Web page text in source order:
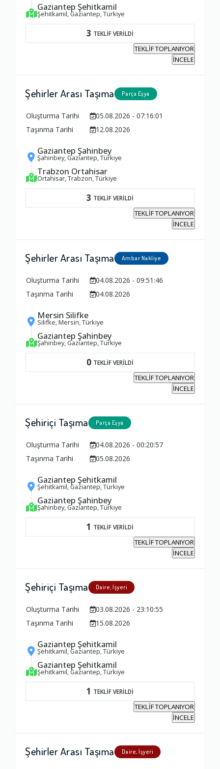
Gaziantep Şehitkamil
Şehitkamil, Gaziantep, Türkiye
3 TEKLİF VERİLDİ
TEKLİF TOPLANIYOR
İNCELE
Şehirler Arası Taşıma Parça Eşya
Oluşturma Tarihi
05.08.2026 - 07:16:01
Taşınma Tarihi
12.08.2026
Gaziantep Şahinbey
Şahinbey, Gaziantep, Türkiye
Trabzon Ortahisar
Ortahisar, Trabzon, Türkiye
3 TEKLİF VERİLDİ
TEKLİF TOPLANIYOR
İNCELE
Şehirler Arası Taşıma Ambar Nakliye
Oluşturma Tarihi
04.08.2026 - 09:51:46
Taşınma Tarihi
04.08.2026
Mersin Silifke
Silifke, Mersin, Türkiye
Gaziantep Şahinbey
Şahinbey, Gaziantep, Türkiye
0 TEKLİF VERİLDİ
TEKLİF TOPLANIYOR
İNCELE
Şehiriçi Taşıma Parça Eşya
Oluşturma Tarihi
04.08.2026 - 00:20:57
Taşınma Tarihi
05.08.2026
Gaziantep Şehitkamil
Şehitkamil, Gaziantep, Türkiye
Gaziantep Şahinbey
Şahinbey, Gaziantep, Türkiye
1 TEKLİF VERİLDİ
TEKLİF TOPLANIYOR
İNCELE
Şehiriçi Taşıma Daire, İşyeri
Oluşturma Tarihi
03.08.2026 - 23:10:55
Taşınma Tarihi
15.08.2026
Gaziantep Şehitkamil
Şehitkamil, Gaziantep, Türkiye
Gaziantep Şehitkamil
Şehitkamil, Gaziantep, Türkiye
1 TEKLİF VERİLDİ
TEKLİF TOPLANIYOR
İNCELE
Şehirler Arası Taşıma Daire, İşyeri
Firma ile İletişim
Firma Çalışanları
1.0
Fiyatlandırma Dengesi